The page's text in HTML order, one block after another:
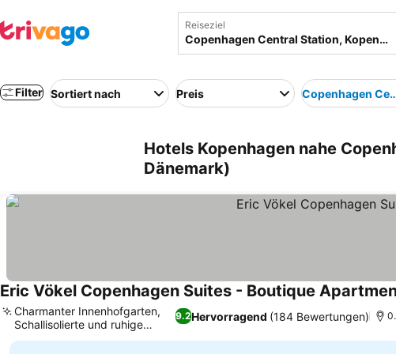
Reiseziel
Filter Sortiert nach Preis Copenhagen
Hotels Kopenhagen nahe
Dänemark)
Eric Vökel Copenhagen Suites - Boutique
9.2Hervorragend (184 Bewertungen)
Charmanter Innenhofgarten,
Schallisolierte und ruhige
Zimmer